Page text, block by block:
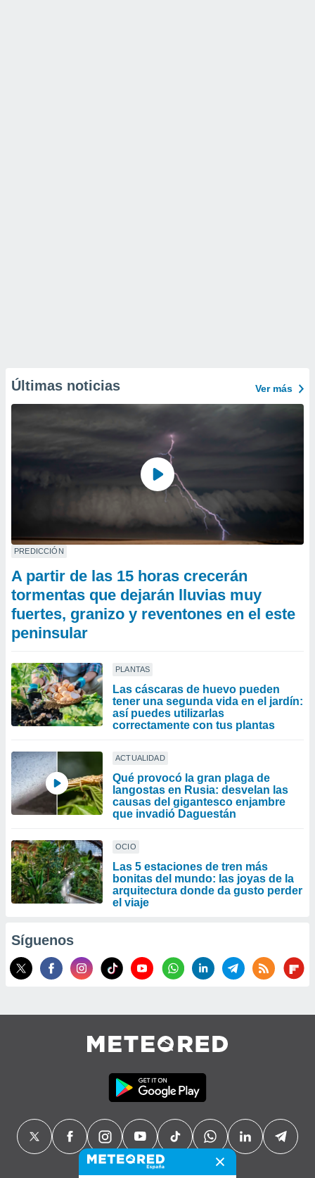
Últimas noticias Ver más
PREDICCIÓN
A partir de las 15 horas crecerán
tormentas que dejarán lluvias muy
fuertes, granizo y reventones en el este
peninsular
PLANTAS
Las cáscaras de huevo pueden
tener una segunda vida en el jardín:
así puedes utilizarlas
correctamente con tus plantas
ACTUALIDAD
Qué provocó la gran plaga de
langostas en Rusia: desvelan las
causas del gigantesco enjambre
que invadió Daguestán
OCIO
Las 5 estaciones de tren más
bonitas del mundo: las joyas de la
arquitectura donde da gusto perder
el viaje
Síguenos